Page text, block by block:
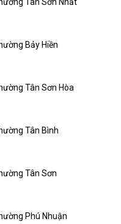
Tân Sơn Nhất
Bảy Hiền
Tân Sơn Hòa
Tân Bình
Tân Sơn
Phú Nhuận